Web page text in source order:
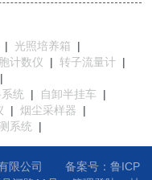
| 光照培养箱
|
计数仪 | 转子流量计 |
|
统 | 自卸半挂车
|
| 烟尘采样器
|
系统 |
有限公司
备案号：鲁ICP